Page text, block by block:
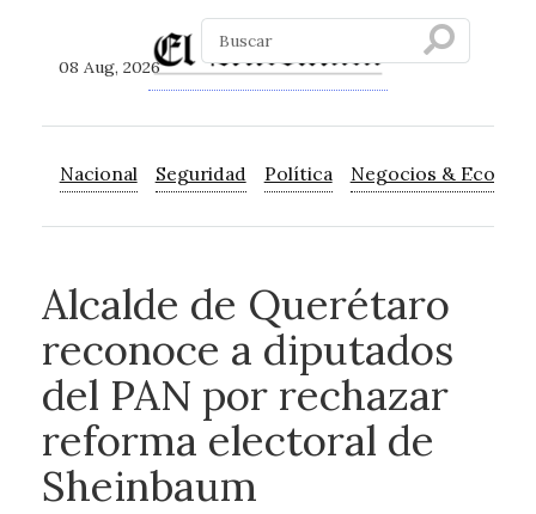
08 Aug, 2026
Nacional Seguridad Política Negocios &
Alcalde de Querétaro
reconoce a diputados
del PAN por rechazar
reforma electoral de
Sheinbaum